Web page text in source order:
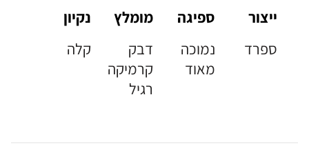
ייצור
ספרד
ספיגה
נמוכה
מאוד
מומלץ
דבק
קרמיקה
רגיל
נקיון
קלה